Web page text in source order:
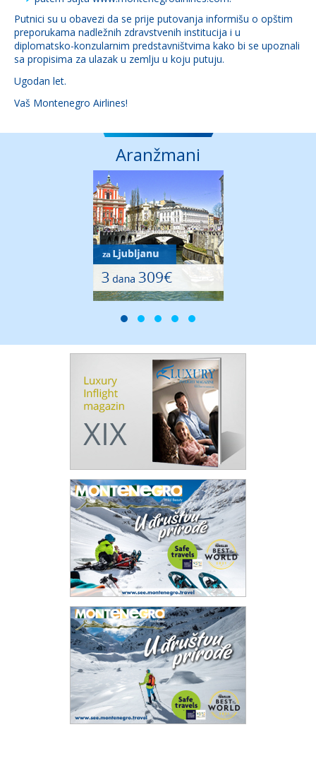
Putnici su u obavezi da se prije putovanja informišu o opštim
preporukama nadležnih zdravstvenih institucija i u
diplomatsko-konzularnim predstavništvima kako bi se upoznali
sa propisima za ulazak u zemlju u koju putuju.
Ugodan let.
Vaš Montenegro Airlines!
Aranžmani